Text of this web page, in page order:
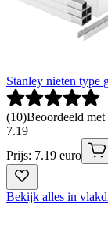
Stanley nieten type
(10)Beoordeeld
7.19
Prijs: 7.19 euro
Bekijk alles in